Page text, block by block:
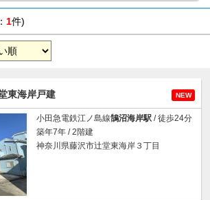
1件)
東海岸戸建 NEW
小田急電鉄江ノ島線鵠沼海岸駅 / 徒歩24分
築年7年 / 2階建
神奈川県藤沢市辻堂東海岸３丁目